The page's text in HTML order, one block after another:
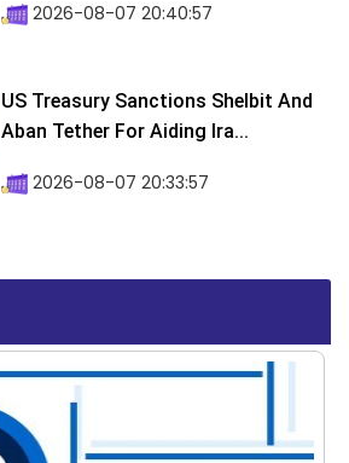
2026-08-07 20:40:57
US Treasury Sanctions Shelbit And
Aban Tether For Aiding Ira...
2026-08-07 20:33:57